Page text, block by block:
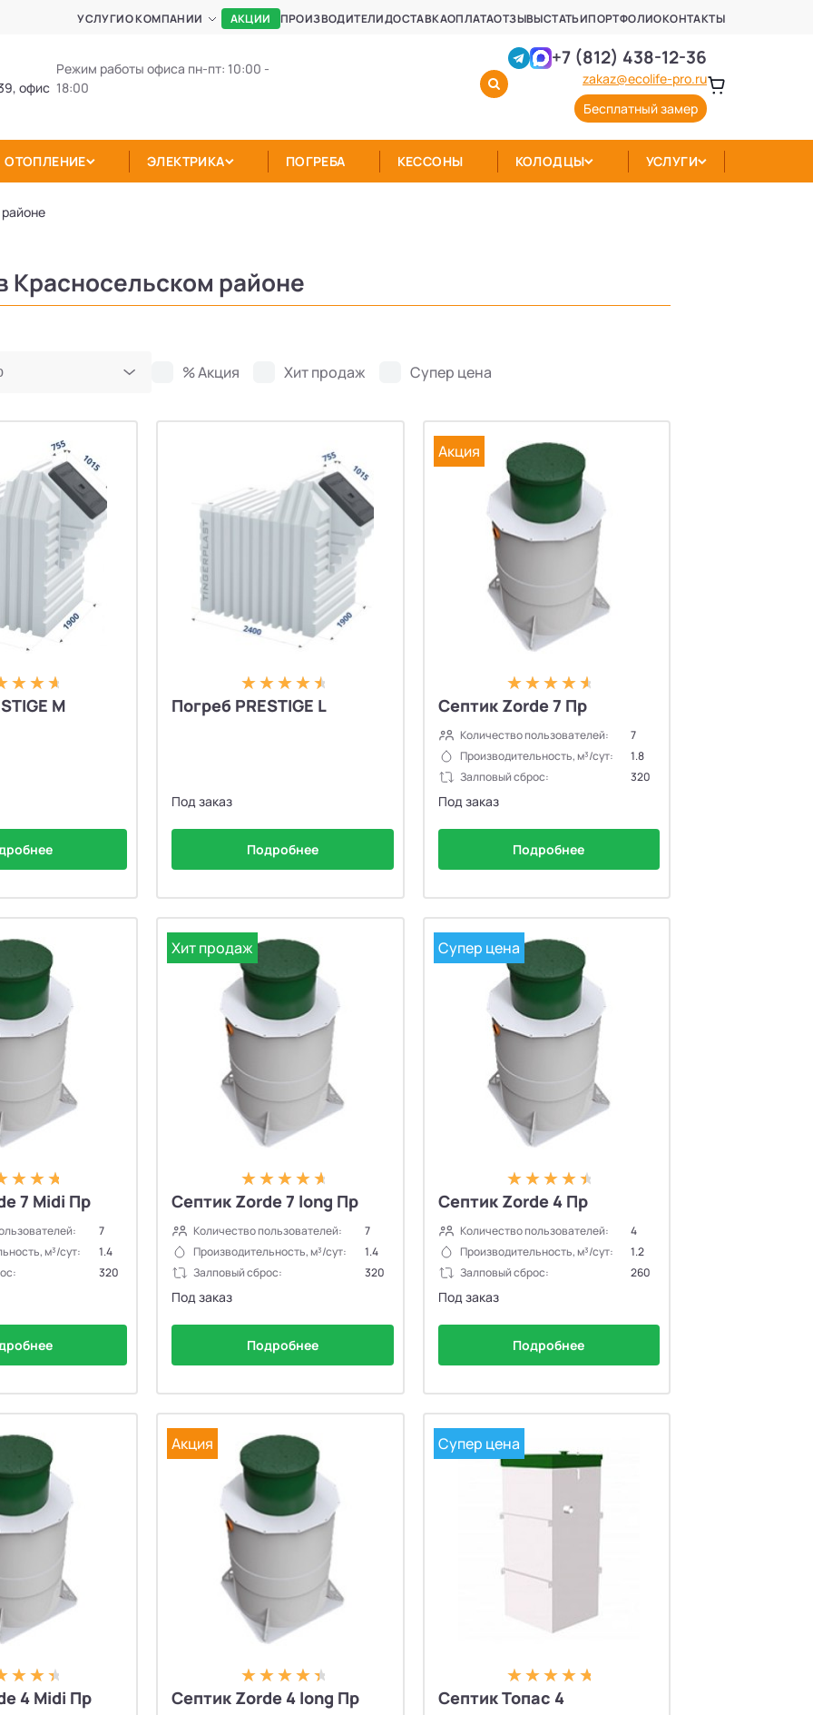
УСЛУГИО КОМПАНИИ АКЦИИ ПРОИЗВОДИТЕЛИДОСТАВКАОПЛАТАОТЗЫВЫСТАТЬИПОРТФОЛИОКОНТАКТЫ
офис
Режим работы офиса пн-пт: 10:00 -
18:00
+7 (812) 438-12-36
zakaz@ecolife-pro.ru
Бесплатный замер
ОТОПЛЕНИЕ ЭЛЕКТРИКА ПОГРЕБА КЕССОНЫ КОЛОДЦЫ УСЛУГИ
Красносельском районе
% Акция Хит продаж Супер цена
M Погреб PRESTIGE L
Под заказ
Подробнее
Акция
Септик Zorde 7 Пр
Количество пользователей:
7
Производительность, м³/сут:
1.8
Залповый сброс:
320
Под заказ
Подробнее
7 Midi Пр
7
м³/сут:
1.4
320
Хит продаж
Септик Zorde 7 long Пр
Количество пользователей:
7
Производительность, м³/сут:
1.4
Залповый сброс:
320
Под заказ
Подробнее
Супер цена
Септик Zorde 4 Пр
Количество пользователей:
4
Производительность, м³/сут:
1.2
Залповый сброс:
260
Под заказ
Подробнее
4 Midi Пр
Акция
Септик Zorde 4 long Пр
Супер цена
Септик Топас 4